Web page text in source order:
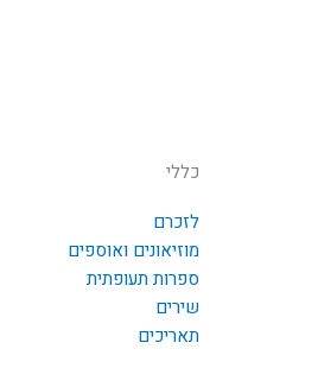
כללי
לזכרם
מוזיאונים ואוספים
ספרות תעופתית
שירים
תאריכים